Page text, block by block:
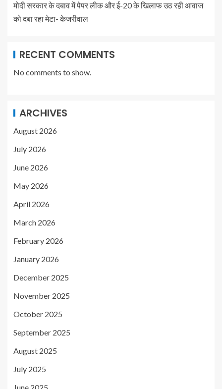
मोदी सरकार के दबाव में पेपर लीक और ई-20 के खिलाफ उठ रही आवाज
को दबा रहा मेटा- केजरीवाल
RECENT COMMENTS
No comments to show.
ARCHIVES
August 2026
July 2026
June 2026
May 2026
April 2026
March 2026
February 2026
January 2026
December 2025
November 2025
October 2025
September 2025
August 2025
July 2025